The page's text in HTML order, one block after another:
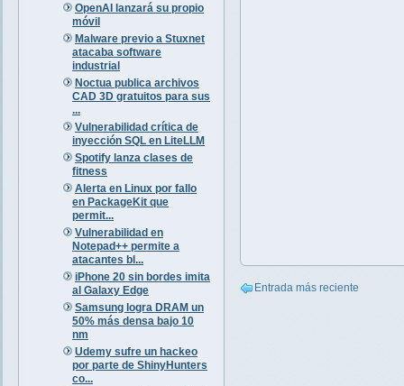
OpenAI lanzará su propio
móvil
Malware previo a Stuxnet
atacaba software
industrial
Noctua publica archivos
CAD 3D gratuitos para sus
...
Vulnerabilidad crítica de
inyección SQL en LiteLLM
Spotify lanza clases de
fitness
Alerta en Linux por fallo
en PackageKit que
permit...
Vulnerabilidad en
Notepad++ permite a
atacantes bl...
iPhone 20 sin bordes imita
al Galaxy Edge
Samsung logra DRAM un
50% más densa bajo 10
nm
Udemy sufre un hackeo
por parte de ShinyHunters
co...
Entrada más reciente